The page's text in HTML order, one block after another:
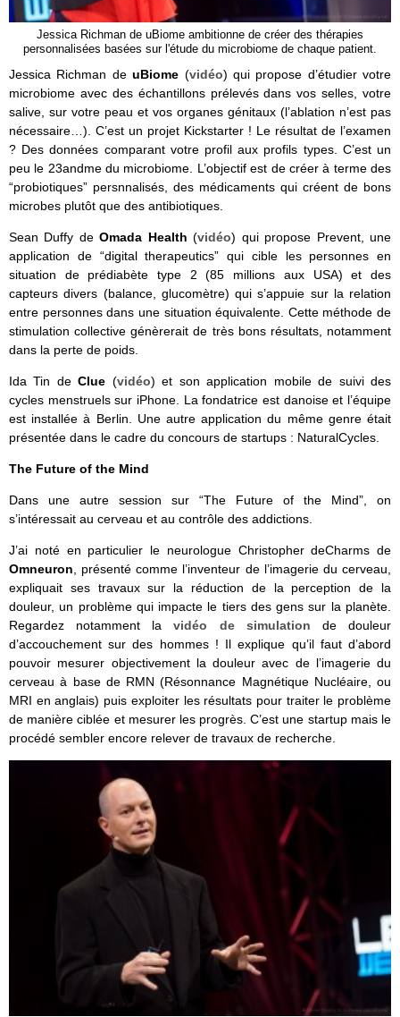
Jessica Richman de uBiome ambitionne de créer des thérapies
personnalisées basées sur l'étude du microbiome de chaque patient.
Jessica Richman deuBiome (vidéo) qui propose d’étudier votre
microbiome avec des échantillons prélevés dans vos selles, votre
salive, sur votre peau et vos organes génitaux (l’ablation n’est pas
nécessaire…). C’est un projet Kickstarter ! Le résultat de l’examen
? Des données comparant votre profil aux profils types. C’est un
peu le 23andme du microbiome. L’objectif est de créer à terme des
“probiotiques” persnnalisés, des médicaments qui créent de bons
microbes plutôt que des antibiotiques.
Sean Duffy deOmada Health(vidéo) qui propose Prevent, une
application de “digital therapeutics” qui cible les personnes en
situation de prédiabète type 2 (85 millions aux USA) et des
capteurs divers (balance, glucomètre) qui s’appuie sur la relation
entre personnes dans une situation équivalente. Cette méthode de
stimulation collective génèrerait de très bons résultats, notamment
dans la perte de poids.
Ida Tin deClue (vidéo) et son application mobile de suivi des
cycles menstruels sur iPhone. La fondatrice est danoise et l’équipe
est installée à Berlin. Une autre application du même genre était
présentée dans le cadre du concours de startups : NaturalCycles.
The Future of the Mind
Dans une autre session sur “The Future of the Mind”, on
s’intéressait au cerveau et au contrôle des addictions.
J’ai noté en particulier le neurologue Christopher deCharms de
Omneuron, présenté comme l’inventeur de l’imagerie du cerveau,
expliquait ses travaux sur la réduction de la perception de la
douleur, un problème qui impacte le tiers des gens sur la planète.
Regardez notamment lavidéo de simulation de douleur
d’accouchement sur des hommes ! Il explique qu’il faut d’abord
pouvoir mesurer objectivement la douleur avec de l’imagerie du
cerveau à base de RMN (Résonnance Magnétique Nucléaire, ou
MRI en anglais) puis exploiter les résultats pour traiter le problème
de manière ciblée et mesurer les progrès. C’est une startup mais le
procédé sembler encore relever de travaux de recherche.